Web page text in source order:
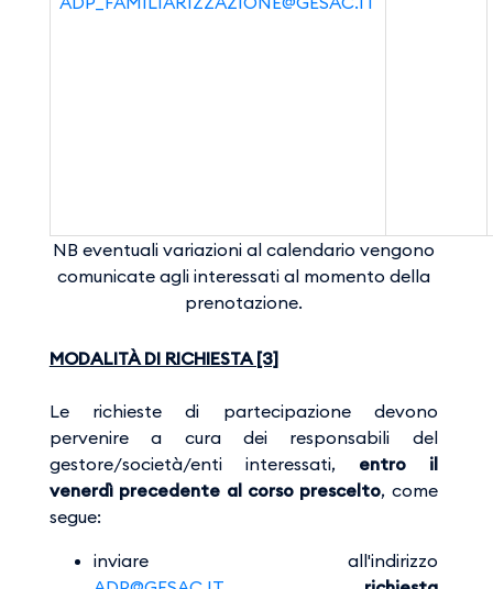
NB eventuali variazioni al calendario vengono
comunicate agli interessati al momento della
prenotazione.
MODALITÀ DI RICHIESTA [3]
Le richieste di partecipazione devono
pervenire a cura dei responsabili del
gestore/società/enti interessati, entro il
venerdì precedente al corso prescelto, come
segue:
inviare all'indirizzo